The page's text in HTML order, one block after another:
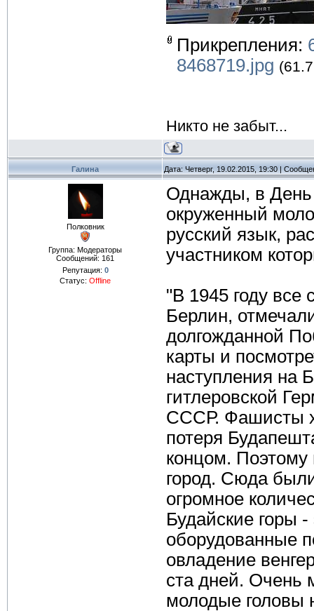
Прикрепления:
8468719.jpg
Никто не забыт...
Галина Дата: Четверг, 19.02.2015, 19:30 |
Полковник
Группа: Модераторы
Сообщений: 161
Репутация: 0
Статус: Offline
Однажды, в День
окруженный
русский язык,
участником
"В 1945 году все
Берлин,
долгожданной
карты и
наступления на
гитлеровской
СССР. Фашисты
потеря
концом.
город. Сюда
огромное
Будайские горы
оборудованные
овладение
ста дней. Очень
молодые головы